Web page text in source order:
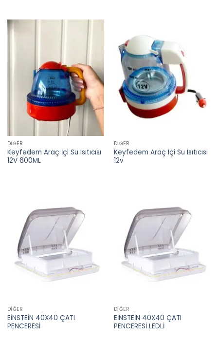
DIĞER
Keyfedem Araç İçi Su Isıtıcısı
12V 600ML
DIĞER
Keyfedem Araç Içi Su Isıtıcısı
12v
DIĞER
EİNSTEİN 40X40 ÇATI
PENCERESİ
DIĞER
EİNSTEİN 40X40 ÇATI
PENCERESİ LEDLİ